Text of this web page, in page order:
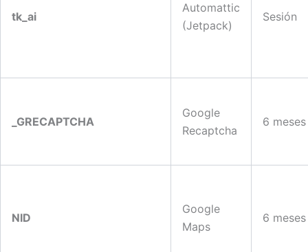
tk_ai
Automattic
(Jetpack)
Sesión
_GRECAPTCHA
Google
Recaptcha
6 meses
NID
Google
Maps
6 meses